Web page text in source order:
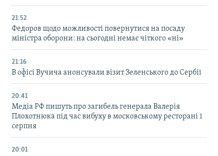
21:52
Федоров щодо можливості повернутися на посаду
міністра оборони: на сьогодні немає чіткого «ні»
21:16
В офісі Вучича анонсували візит Зеленського до Сербії
20:41
Медіа РФ пишуть про загибель генерала Валерія
Плохотнюка під час вибуху в московському ресторані 1
серпня
20:01